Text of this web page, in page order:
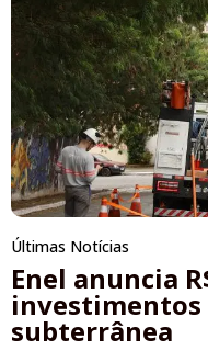
Últimas Notícias
Enel anuncia
investimentos
subterrânea